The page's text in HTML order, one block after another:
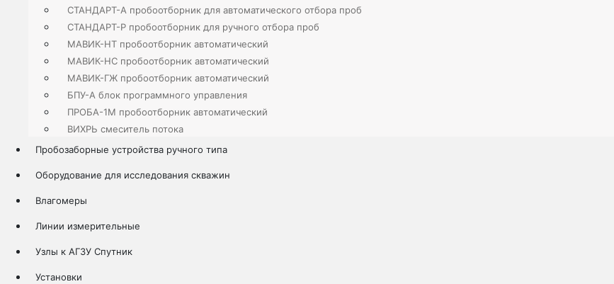
СТАНДАРТ-А пробоотборник для автоматического отбора проб
СТАНДАРТ-Р пробоотборник для ручного отбора проб
МАВИК-НТ пробоотборник автоматический
МАВИК-НС пробоотборник автоматический
МАВИК-ГЖ пробоотборник автоматический
БПУ-А блок программного управления
ПРОБА-1М пробоотборник автоматический
ВИХРЬ смеситель потока
Пробозаборные устройства ручного типа
Оборудование для исследования скважин
Влагомеры
Линии измерительные
Узлы к АГЗУ Спутник
Установки